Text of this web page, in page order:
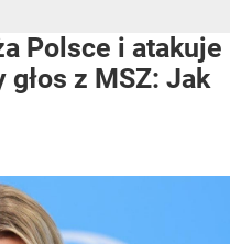
Polsce i atakuje
z MSZ: Jak